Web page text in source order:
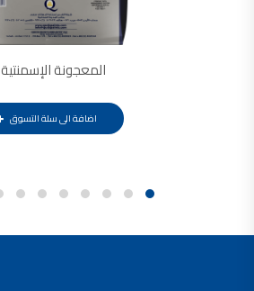
المعجونة الإسمنتية
اضافة الى سلة التسوق